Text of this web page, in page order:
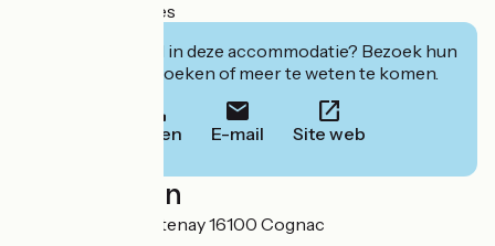
houses and pitches
Geïnteresseerd in deze accommodatie? Bezoek hun
website om te boeken of meer te weten te komen.
Bellen E-mail Site web
Localisation
Boulevard de Chatenay 16100 Cognac